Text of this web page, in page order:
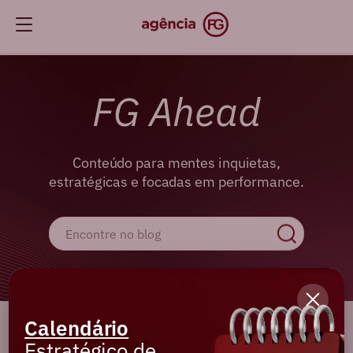
FG Ahead
Conteúdo para mentes inquietas,
estratégicas e focadas em performance.
Cadastre-se e receba os melhores
Calendário